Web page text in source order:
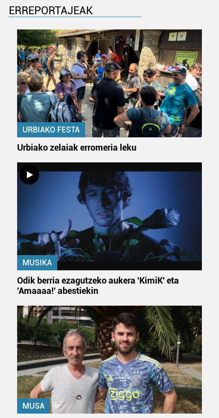
teknologia erabiliz, cookieak adibidez, iragarki eta eduki
neurtzeko, jendeari buruzko informazioa biltzeko eta
produktuak garatzeko. Zure datuak nork eta zertarako
erabiltzen dituen hauta dezakezu.
Bazkide batzuek ez dizute baimenik eskatzen, eta beren
interes komertzial legitimoetan babesten dira. Ikusi gure
bazkideen zerrenda, beren ustez zein helburutarako
duten interes legitimoa eta horren aurka nola egin
dezakezun ikusteko.
datuen atalean. Edozein unetan alda edo ken dezakezu
zure baimena Cookieen adierazpenean.
Webgune honek cookie propioak eta hirugarrenen cookie-
fitxategiak erabiltzen ditu. Zure esperientzia eta
zerbitzuak hobetzeko asmoz, cookie teknologiaz
baliatzen gara. Ohar hau onartuz gero, teknologia hori
erabiltzeko baimen esplizitua ematen diguzu.
Gehiago
ERREPORTAJEAK
URBIAKO FESTA
Urbiako zelaiak erromeria leku
MUSIKA
Odik berria ezagutzeko aukera 'KimiK' eta
'Amaaaa!' abestiekin
MUSA